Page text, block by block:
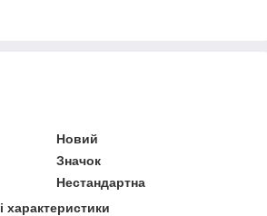
Новий
Значок
Нестандартна
характеристики